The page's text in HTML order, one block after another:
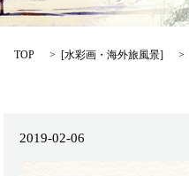
TOP [水彩画・海外旅風景]
2019-02-06